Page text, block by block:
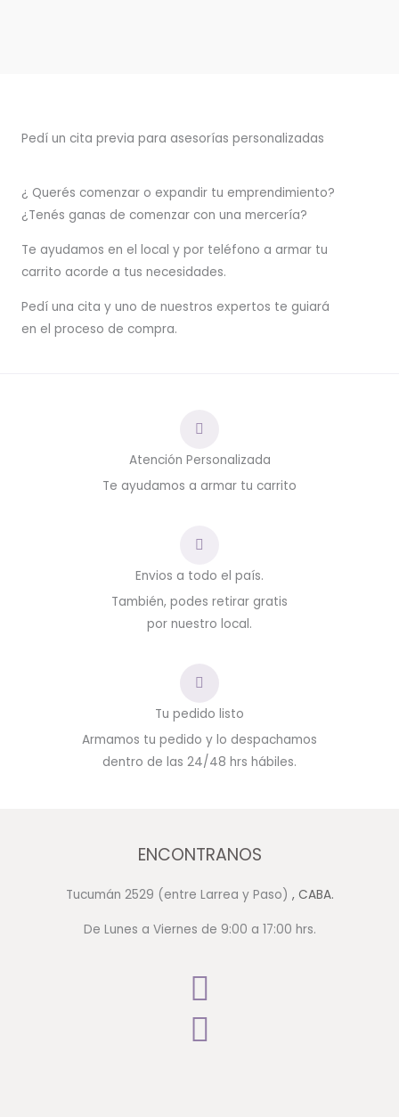
Pedí un cita previa para asesorías personalizadas
¿ Querés comenzar o expandir tu emprendimiento?
¿Tenés ganas de comenzar con una mercería?
Te ayudamos en el local y por teléfono a armar tu
carrito acorde a tus necesidades.
Pedí una cita y uno de nuestros expertos te guiará
en el proceso de compra.
Atención Personalizada
Te ayudamos a armar tu carrito
Envios a todo el país.
También, podes retirar gratis
por nuestro local.
Tu pedido listo
Armamos tu pedido y lo despachamos
dentro de las 24/48 hrs hábiles.
ENCONTRANOS
Tucumán 2529 (entre Larrea y Paso) , CABA.
De Lunes a Viernes de 9:00 a 17:00 hrs.